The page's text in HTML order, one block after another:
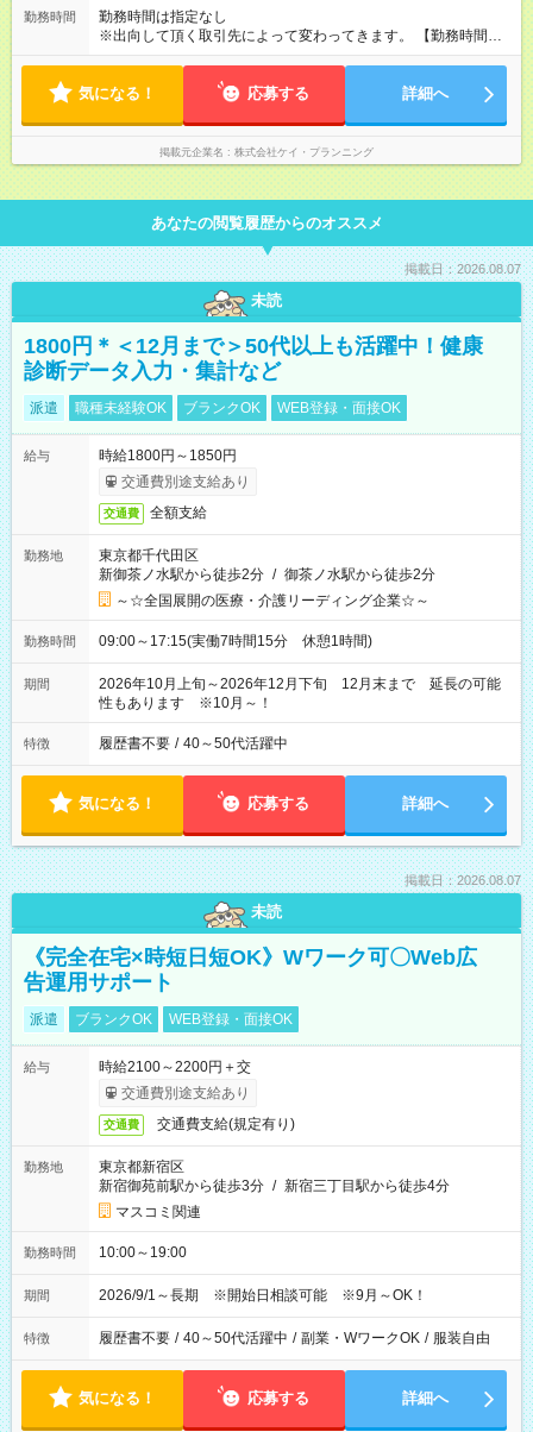
勤務時間
勤務時間は指定なし
※出向して頂く取引先によって変わってきます。 【勤務時間
例】 3:30～11:30/4:00～15:00/13:00～16:00など ※上記は勤務
事が中心です。 ※勤務時間や休日のご希望が有りましたら面接
気になる！ 応募する 詳細へ
掲載元企業名 株式会社ケイ・プランニング
あなたの閲覧履歴からのオススメ
掲載日：2026.08.07
未読
1800円＊＜12月まで＞50代以上も活躍中！健康
診断データ入力・集計など
派遣 職種未経験OK ブランクOK WEB登録・面接OK
給与
時給1800円～1850円
交通費別途支給あり
交通費 全額支給
勤務地
東京都千代田区
新御茶ノ水駅から徒歩2分 / 御茶ノ水駅から徒歩2分
～☆全国展開の医療・介護リーディング企業☆～
勤務時間 09:00～17:15(実働7時間15分 休憩1時間)
期間
2026年10月上旬～2026年12月下旬 12月末まで 延長の可能
性もあります ※10月～！
特徴 履歴書不要 / 40～50代活躍中
気になる！ 応募する 詳細へ
掲載日：2026.08.07
未読
《完全在宅×時短日短OK》Wワーク可〇Web広
告運用サポート
派遣 ブランクOK WEB登録・面接OK
給与
時給2100～2200円＋交
交通費別途支給あり
交通費 交通費支給(規定有り)
勤務地
東京都新宿区
新宿御苑前駅から徒歩3分 / 新宿三丁目駅から徒歩4分
マスコミ関連
勤務時間 10:00～19:00
期間 2026/9/1～長期 ※開始日相談可能 ※9月～OK！
特徴 履歴書不要 / 40～50代活躍中 / 副業・WワークOK / 服装自由
気になる！ 応募する 詳細へ